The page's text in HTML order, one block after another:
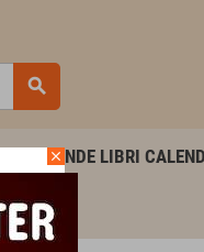
search
AGENDE LIBRI
close